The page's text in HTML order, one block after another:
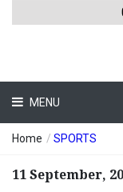
MENU
Home / SPORTS
11 September,